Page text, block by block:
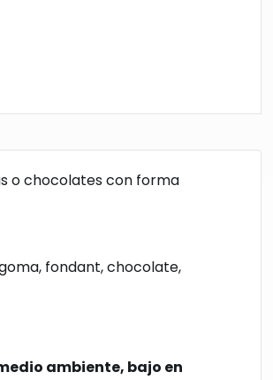
o chocolates con forma
fondant, chocolate,
ambiente, bajo en